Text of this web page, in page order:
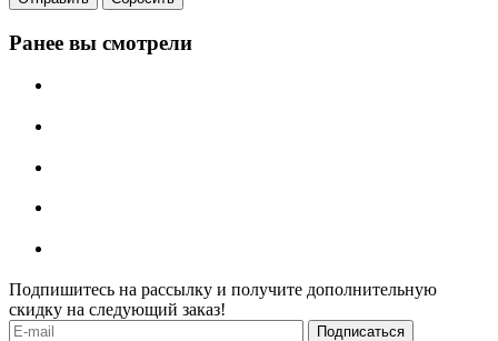
Ранее вы смотрели
Подпишитесь на рассылку и получите дополнительную
скидку на следующий заказ!